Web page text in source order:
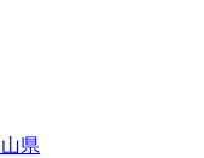
県